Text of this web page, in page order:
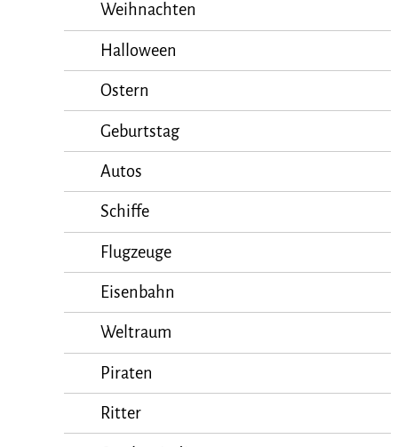
Weihnachten
Halloween
Ostern
Geburtstag
Autos
Schiffe
Flugzeuge
Eisenbahn
Weltraum
Piraten
Ritter